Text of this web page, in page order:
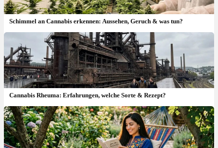
Schimmel an Cannabis erkennen: Aussehen, Geruch & was tun?
Cannabis Rheuma: Erfahrungen, welche Sorte & Rezept?